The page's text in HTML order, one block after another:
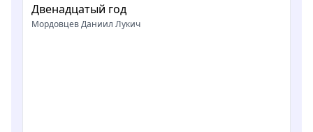
Двенадцатый год
Мордовцев Даниил Лукич